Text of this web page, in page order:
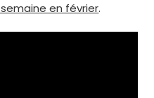
en février.